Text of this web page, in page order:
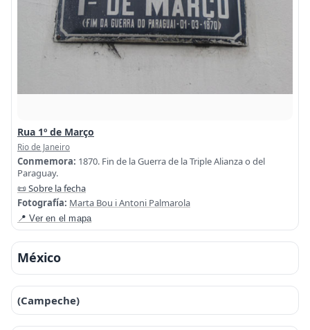
Rua 1º de Março
Rio de Janeiro
Conmemora: 1870. Fin de la Guerra de la Triple Alianza o del
Paraguay.
📜 Sobre la fecha
Fotografía: Marta Bou i Antoni Palmarola
📍 Ver en el mapa
México
(Campeche)